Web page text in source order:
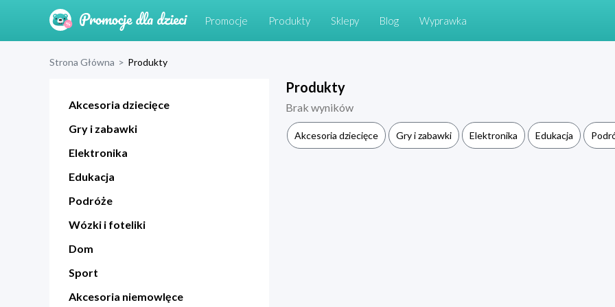
Promocje Produkty Sklepy Blog Wyprawka
Strona Główna > Produkty
Akcesoria dziecięce
Gry i zabawki
Elektronika
Edukacja
Podróże
Wózki i foteliki
Dom
Sport
Akcesoria niemowlęce
Produkty
Brak wyników
Akcesoria dziecięce Gry i zabawki Elektronika Edukacja